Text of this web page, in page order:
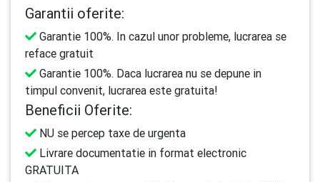
Garantii oferite:
Garantie 100%. In cazul unor probleme, lucrarea se
reface gratuit
Garantie 100%. Daca lucrarea nu se depune in
timpul convenit, lucrarea este gratuita!
Beneficii Oferite:
NU se percep taxe de urgenta
Livrare documentatie in format electronic
GRATUITA